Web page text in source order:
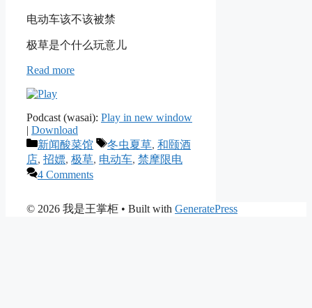
电动车该不该被禁
极草是个什么玩意儿
Read more
Podcast (wasai): Play in new window
| Download
Categories
新闻酸菜馆 Tags
冬虫夏草, 和颐酒
店, 招嫖, 极草, 电动车, 禁摩限电
4 Comments
© 2026 我是王掌柜 • Built with GeneratePress